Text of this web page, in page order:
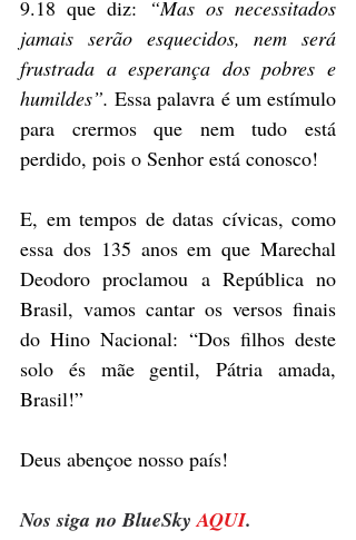
9.18 que diz:
“Mas os necessitados
jamais serão esquecidos, nem será
frustrada a esperança dos pobres e
humildes”. Essa palavra é um estímulo
para crermos que nem tudo está
perdido, pois o Senhor está conosco!
E, em tempos de datas cívicas, como
essa dos 135 anos em que Marechal
Deodoro proclamou a República no
Brasil, vamos cantar os versos finais
do Hino Nacional: “Dos filhos deste
solo és mãe gentil, Pátria amada,
Brasil!”
Deus abençoe nosso país!
Nos siga no BlueSky AQUI.